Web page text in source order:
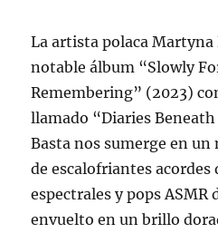
La artista polaca Martyna
notable álbum “Slowly
Remembering” (2023)
llamado “Diaries
Basta nos sumerge en
de escalofriantes acordes
espectrales y pops ASMR
envuelto en un brillo